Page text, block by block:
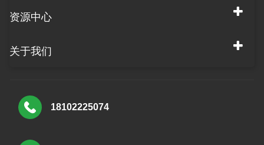
资源中心
关于我们
18102225074